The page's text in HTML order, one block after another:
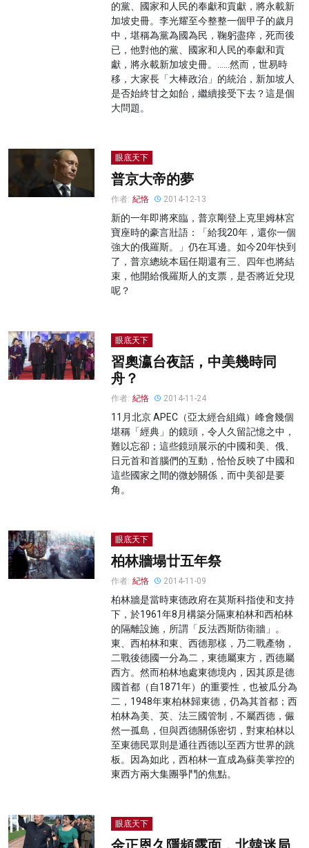
的黨、國家和人民的奉獻和貢獻，將永載新
加坡史冊。李光耀至今整整一個甲子的歲月
中，堪稱為黨為國為民，鞠躬盡瘁，死而後
已，他對他的黨、國家和人民的奉獻和貢
獻，將永載新加坡史冊。……然而，世易時
移，大家長「大棒政治」的統治，新加坡人
是否始終甘之如飴，繼續接受下去？這是個
大問題。
眼底天下
普京大帝的夢
作者: 紀恪 2014-12-13
新的一年即將來臨，普京剛登上克里姆林宮
寶座時的豪言壯語：「給我20年，還你一個
強大的俄羅斯。」仍在耳邊。如今20年快到
了，普京總統本屆任期還有三、四年也將結
束，他開給俄羅斯人的支票，是否將近兌現
呢？
眼底天下
習奧瀛台夜話，中美幾時同
舟？
作者: 紀恪 2014-11-24
11月北京 APEC（亞太經合組織）峰會幾個
堪稱「經典」的鏡頭，令人久留記憶之中，
難以忘卻；這些鏡頭展示的中國和美、俄、
日元首和首腦們的互動，恰恰反映了中國和
這些國家之間的微妙關係，而中美卻是要
角。
眼底天下
柏林牆塌廿五年祭
作者: 紀恪 2014-11-09
柏林牆是當時東德政府在莫斯科指使和支持
下，於1961年8月構築分隔東柏林和西柏林
的隔離設施，所謂「反法西斯防衛牆」。
東、西柏林和東、西德那樣，乃二戰產物，
二戰後德國一分為二，東德屬東方，西德屬
西方。然而柏林地處東德境內，因其原是德
國首都（自1871年）的重要性，也被瓜分為
二，1948年東柏林歸東德，仍為其首都；西
柏林為美、英、法三國管制，不屬西德，儼
然一孤島，但與西德關係密切，對東柏林以
至東德民眾則是通往西德以至西方世界的跳
板。因為如此，西柏林一直成為蘇美掌控的
東西方兩大集團爭鬥的焦點。
眼底天下